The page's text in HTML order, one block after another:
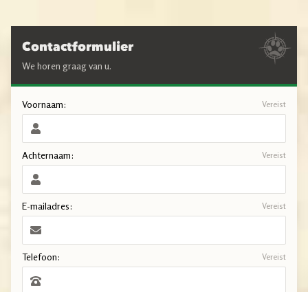
Contactformulier
We horen graag van u.
Voornaam: Vereist
Achternaam: Vereist
E-mailadres: Vereist
Telefoon: Vereist